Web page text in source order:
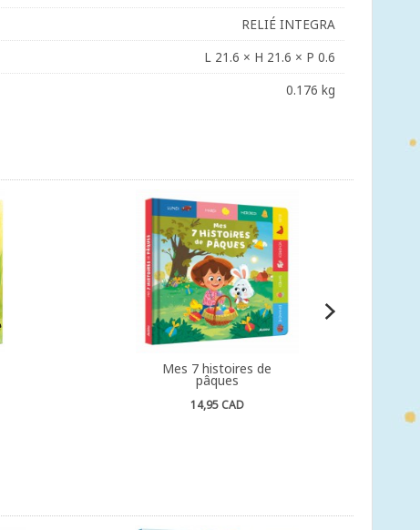
RELIÉ INTEGRA
L 21.6 × H 21.6 × P 0.6
0.176 kg
Mes 7 histoires de
pâques
14,95 CAD